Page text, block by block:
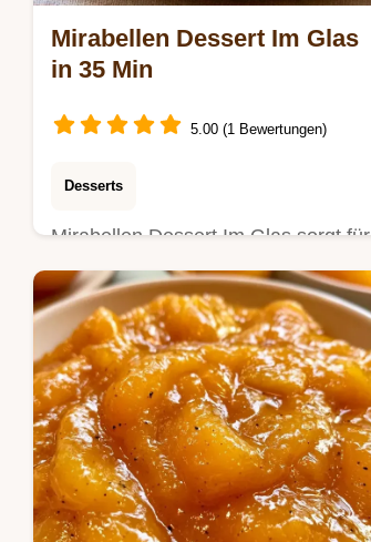
Mirabellen Dessert Im Glas
in 35 Min
5.00 (1 Bewertungen)
Desserts
Mirabellen Dessert Im Glas sorgt für
fruchtige Frische im Sommer.